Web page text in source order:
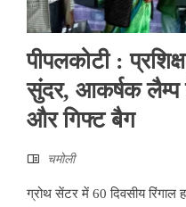
पीपलकोटी :
सुंदर, आकर्षक लैम्प
और गिफ्ट बैग
चमोली
ग्रोथ सेंटर में 60 दिवसीय रिंगाल